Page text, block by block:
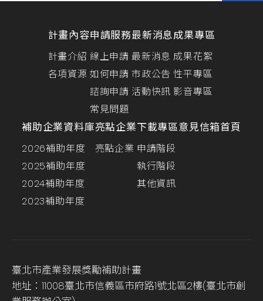
計畫內容
計畫介紹
各項資源
申請服務
線上申請
如何申請
諮詢申請
常見問題
最新消息
最新消息
市政公告
活動快訊
成果專區
成果花絮
性平專區
影音專區
補助企業資料庫
2026補助年度
2025補助年度
2024補助年度
2023補助年度
亮點企業
亮點企業
下載專區
申請階段
執行階段
其他資訊
意見信箱首頁
臺北市產業發展獎勵補助計畫
地址：11008臺北市信義區市府路1號北區2樓(臺北市創